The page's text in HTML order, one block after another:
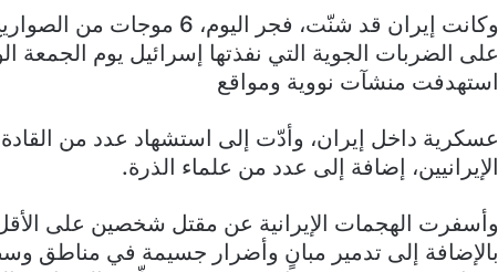
وكانت إيران قد شنّت، فجر
استهدفت منشآت نووية ومواقع
عسكرية داخل إيران، وأدّت إلى استشهاد عدد من القادة
الإيرانيين، إضافة إلى عدد من علماء الذرة.
بالإضافة إلى تدمير مبانٍ وأضرار جسيمة في مناطق